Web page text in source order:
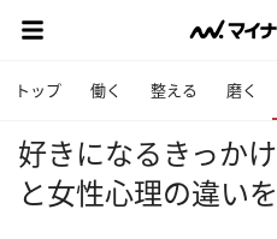
トップ 働く 整える 磨く
好きになるきっか
と女性心理の違い